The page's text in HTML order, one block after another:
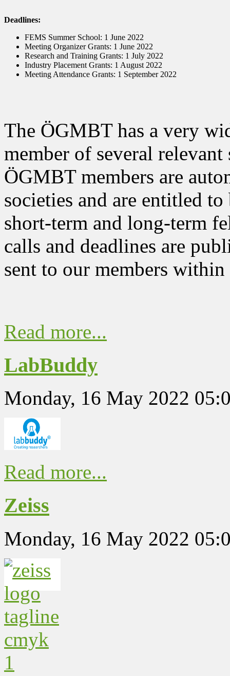
Deadlines:
FEMS Summer School: 1 June 2022
Meeting Organizer Grants: 1 June 2022
Research and Training Grants: 1 July 2022
Industry Placement Grants: 1 August 2022
Meeting Attendance Grants: 1 September 2022
The ÖGMBT has a very
member of several
ÖGMBT members are
societies and are entitled
short-term and long-term
calls and deadlines are
sent to our members
Read more...
LabBuddy
Monday, 16 May 2022
Read more...
Zeiss
Monday, 16 May 2022